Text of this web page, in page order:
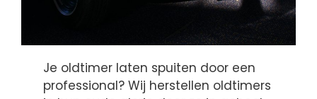
Je oldtimer laten spuiten door een
professional? Wij herstellen oldtimers